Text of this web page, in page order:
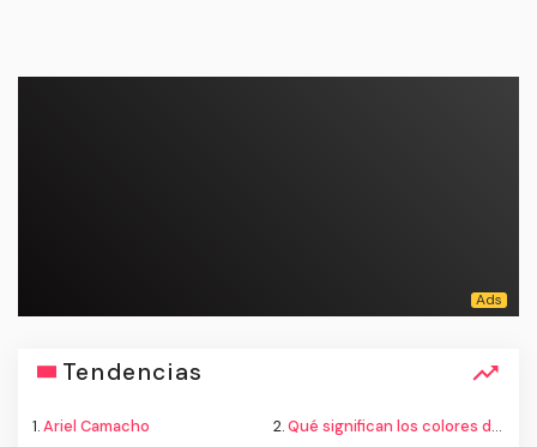
Tendencias
1.Ariel Camacho 2.Qué significan los colores de la bandera